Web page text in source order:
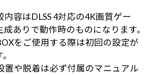
容はDLSS 4対応の4K画質ゲー
ありで動作時のものになります。
をご使用する際は初回の設定が
置や脱着は必ず付属のマニュアル